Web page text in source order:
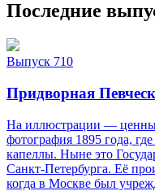
Последние
Выпуск 710
Придворная
На иллюстрации —
фотография 1895 года,
капеллы. Ныне это
Санкт‑Петербурга. Её
когда в Москве был